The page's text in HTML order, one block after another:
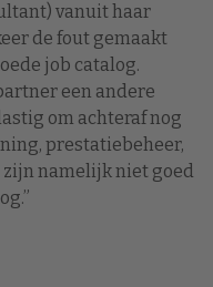
vanuit haar
de fout gemaakt
job catalog.
een andere
om achteraf nog
prestatiebeheer,
namelijk niet goed